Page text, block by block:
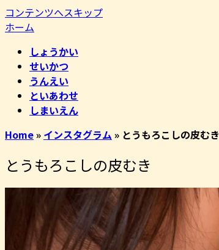
コンテンツへスキップ
ホーム
しょうかい
せいかつ
うんえい
といあわせ
しまいえん
Home» インスタグラム » とうもろこしの皮むき
とうもろこしの皮むき